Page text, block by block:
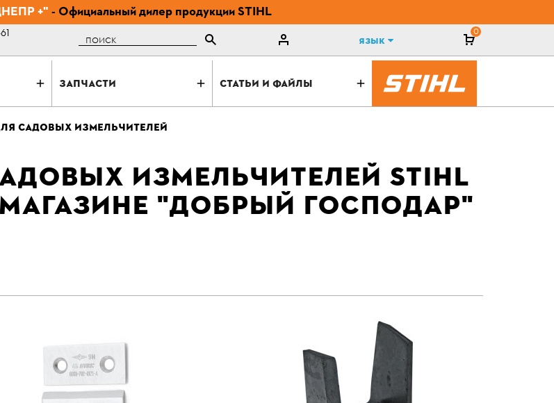
+"- Официальный дилер продукции STIHL
Поиск Язык
0
ЗАПЧАСТИ СТАТЬИ И ФАЙЛЫ
САДОВЫХ ИЗМЕЛЬЧИТЕЛЕЙ
ИЗМЕЛЬЧИТЕЛЕЙ STIHL
"ДОБРЫЙ ГОСПОДАР"